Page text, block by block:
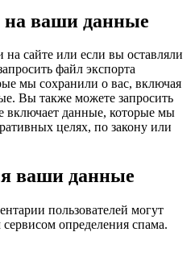
на ваши данные
сайте или если вы оставляли
файл экспорта
мы сохранили о вас, включая
Вы также можете запросить
включает данные, которые мы
целях, по закону или
ваши данные
пользователей могут
определения спама.